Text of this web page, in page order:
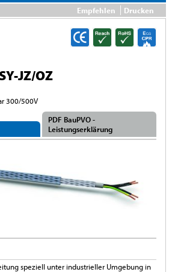
Empfehlen
Drucken
JZ/OZ
300/500V
PDF BauPVO -
Leistungserklärung
speziell unter industrieller Umgebung in